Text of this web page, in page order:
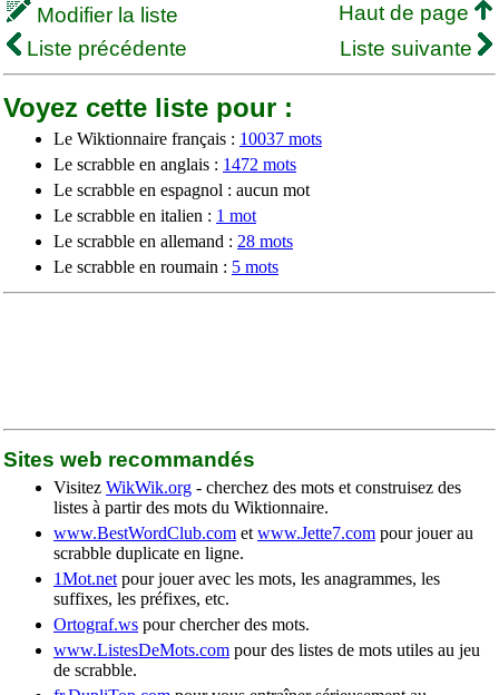
Modifier la liste
Haut de page
Liste précédente
Liste suivante
Voyez cette liste pour :
Le Wiktionnaire français : 10037 mots
Le scrabble en anglais : 1472 mots
Le scrabble en espagnol : aucun mot
Le scrabble en italien : 1 mot
Le scrabble en allemand : 28 mots
Le scrabble en roumain : 5 mots
Sites web recommandés
Visitez WikWik.org - cherchez des mots et construisez des
listes à partir des mots du Wiktionnaire.
www.BestWordClub.com et www.Jette7.com pour jouer au
scrabble duplicate en ligne.
1Mot.net pour jouer avec les mots, les anagrammes, les
suffixes, les préfixes, etc.
Ortograf.ws pour chercher des mots.
www.ListesDeMots.com pour des listes de mots utiles au jeu
de scrabble.